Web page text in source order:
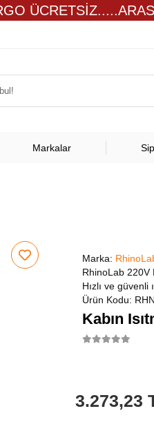
Markalar
Marka:
RhinoLab 220V
Hızlı ve güvenli
Ürün Kodu:
Kabın
3.273,23